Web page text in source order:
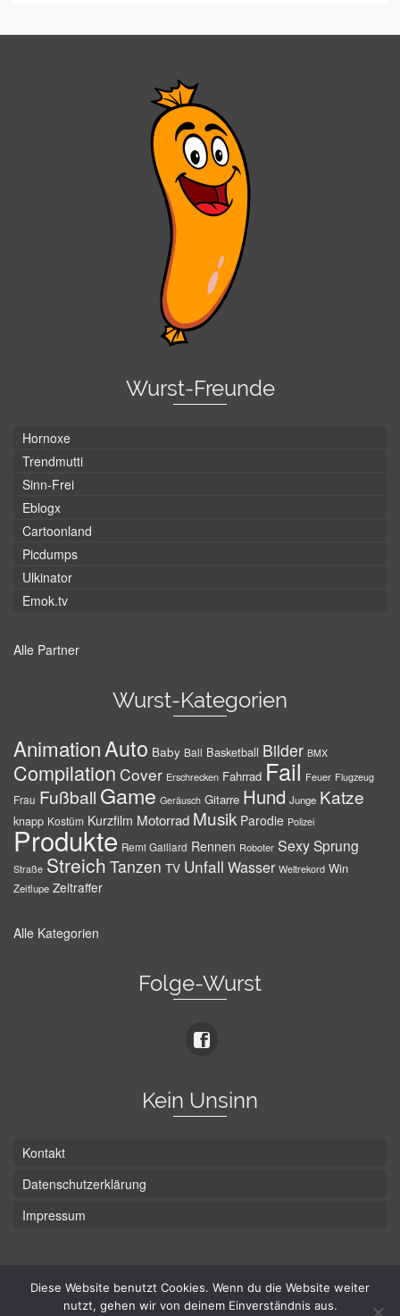
Wurst-Freunde
Hornoxe
Trendmutti
Sinn-Frei
Eblogx
Cartoonland
Picdumps
Ulkinator
Emok.tv
Alle Partner
Wurst-Kategorien
AnimationAuto Baby Ball Basketball Bilder BMX
Compilation Cover Erschrecken Fahrrad Fail Feuer Flugzeug
Frau Fußball Game Geräusch Gitarre Hund Junge Katze
knapp Kostüm Kurzfilm Motorrad Musik Parodie Polizei
Produkte Remi Gaillard Rennen Roboter SexySprung
Straße Streich Tanzen TV Unfall Wasser Weltrekord Win
Zeitlupe Zeitraffer
Alle Kategorien
Folge-Wurst
Kein Unsinn
Kontakt
Datenschutzerklärung
Impressum
Diese Website benutzt Cookies. Wenn du die Website weiter
nutzt, gehen wir von deinem Einverständnis aus.